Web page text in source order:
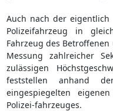
Auch nach der
Polizeifahrzeug in
Fahrzeug des
Messung zahlreicher
zulässigen
feststellen anhand
eingespiegelten
Polizei-fahrzeuges.